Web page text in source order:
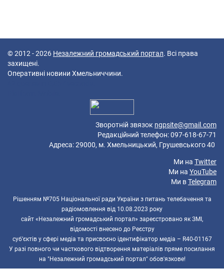
© 2012 - 2026 Незалежний громадський портал. Всі права
захищені.
Оперативні новини Хмельниччини.
Зворотній звязок ngpsite@gmail.com
Редакційний телефон: 097-618-67-71
Адреса: 29000, м. Хмельницький, Грушевського 40
Ми на Twitter
Ми на YouTube
Ми вTelegram
Рішенням №705 Національної ради України з питань телебачення та
радіомовлення від 10.08.2023 року
сайт «Незалежний громадський портал» зареєстровано як ЗМІ,
відомості внесено до Реєстру
суб’єктів у сфері медіа та присвоєно ідентифікатор медіа – R40-01167
У разі повного чи часткового відтворення матеріалів пряме посилання
на "Незалежний громадський портал" обов'язкове!